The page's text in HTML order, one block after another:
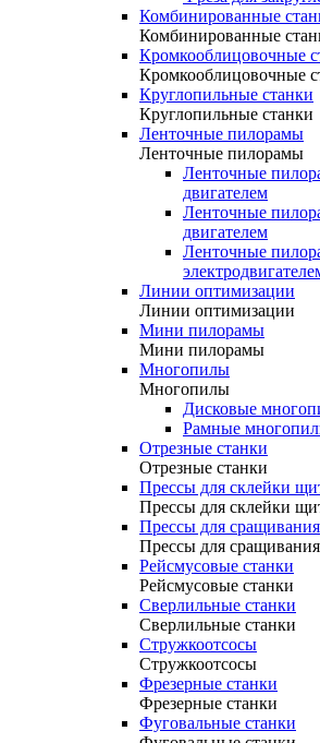
Комбинированные
Комбинированные
Кромкооблицовочные
Кромкооблицовочные
Круглопильные станки
Круглопильные станки
Ленточные пилорамы
Ленточные пилорамы
Ленточные
двигателем
Ленточные
двигателем
Ленточные
Линии оптимизации
Линии оптимизации
Мини пилорамы
Мини пилорамы
Многопилы
Многопилы
Дисковые
Рамные
Отрезные станки
Отрезные станки
Прессы для склейки
Прессы для склейки
Прессы для сращивания
Прессы для сращивания
Рейсмусовые станки
Рейсмусовые станки
Сверлильные станки
Сверлильные станки
Стружкоотсосы
Стружкоотсосы
Фрезерные станки
Фрезерные станки
Фуговальные станки